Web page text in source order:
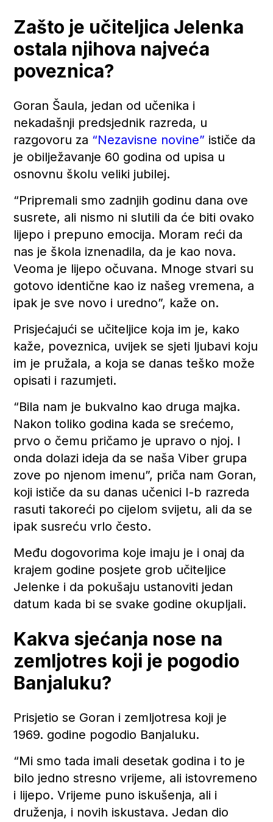
Zašto je učiteljica Jelenka
ostala njihova najveća
poveznica?
Goran Šaula, jedan od učenika i
nekadašnji predsjednik razreda, u
razgovoru za “Nezavisne novine” ističe da
je obilježavanje 60 godina od upisa u
osnovnu školu veliki jubilej.
“Pripremali smo zadnjih godinu dana ove
susrete, ali nismo ni slutili da će biti ovako
lijepo i prepuno emocija. Moram reći da
nas je škola iznenadila, da je kao nova.
Veoma je lijepo očuvana. Mnoge stvari su
gotovo identične kao iz našeg vremena, a
ipak je sve novo i uredno”, kaže on.
Prisjećajući se učiteljice koja im je, kako
kaže, poveznica, uvijek se sjeti ljubavi koju
im je pružala, a koja se danas teško može
opisati i razumjeti.
“Bila nam je bukvalno kao druga majka.
Nakon toliko godina kada se srećemo,
prvo o čemu pričamo je upravo o njoj. I
onda dolazi ideja da se naša Viber grupa
zove po njenom imenu”, priča nam Goran,
koji ističe da su danas učenici I-b razreda
rasuti takoreći po cijelom svijetu, ali da se
ipak susreću vrlo često.
Među dogovorima koje imaju je i onaj da
krajem godine posjete grob učiteljice
Jelenke i da pokušaju ustanoviti jedan
datum kada bi se svake godine okupljali.
Kakva sjećanja nose na
zemljotres koji je pogodio
Banjaluku?
Prisjetio se Goran i zemljotresa koji je
1969. godine pogodio Banjaluku.
“Mi smo tada imali desetak godina i to je
bilo jedno stresno vrijeme, ali istovremeno
i lijepo. Vrijeme puno iskušenja, ali i
druženja, i novih iskustava. Jedan dio